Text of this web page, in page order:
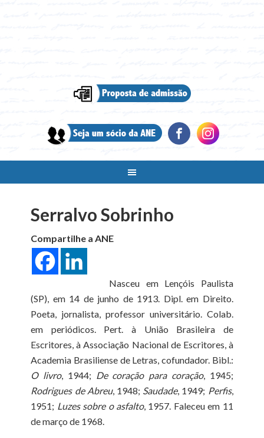
Serralvo Sobrinho
Compartilhe a ANE
Nasceu em Lençóis Paulista
(SP), em 14 de junho de 1913. Dipl. em Direito.
Poeta, jornalista, professor universitário. Colab.
em periódicos. Pert. à União Brasileira de
Escritores, à Associação Nacional de Escritores, à
Academia Brasiliense de Letras, cofundador. Bibl.:
O livro, 1944; De coração para coração, 1945;
Rodrigues de Abreu, 1948; Saudade, 1949; Perfis,
1951; Luzes sobre o asfalto, 1957. Faleceu em 11
de março de 1968.